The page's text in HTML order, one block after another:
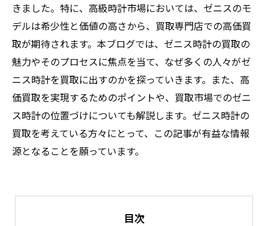
きました。特に、高級時計市場においては、ゼニスのモ
デルは希少性と価値の高さから、買取専門店での高価買
取が期待されます。本ブログでは、ゼニス時計の買取の
魅力やそのプロセスに焦点を当て、なぜ多くの人々がゼ
ニス時計を買取に出すのかを探っていきます。また、高
価買取を実現するためのポイントや、買取市場でのゼニ
ス時計の位置づけについても解説します。ゼニス時計の
買取を考えている方々にとって、この記事が有益な情報
源となることを願っています。
目次